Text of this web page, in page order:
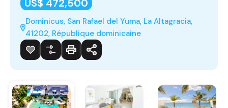
US$ 472,500
Dominicus, San Rafael del Yuma, La Altagracia,
41202, République dominicaine